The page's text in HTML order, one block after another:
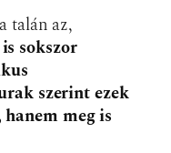
talán az,
sokszor
szerint ezek
meg is